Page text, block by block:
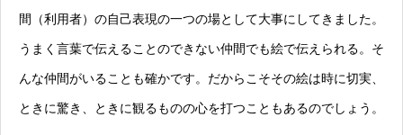
間（利用者）の自己表現の一つの場として大事にしてきました。
うまく言葉で伝えることのできない仲間でも絵で伝えられる。そ
んな仲間がいることも確かです。だからこそその絵は時に切実、
ときに驚き、ときに観るものの心を打つこともあるのでしょう。